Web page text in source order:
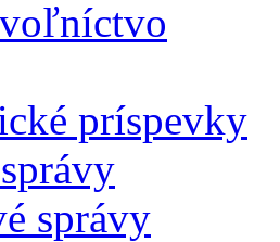
príspevky
správy